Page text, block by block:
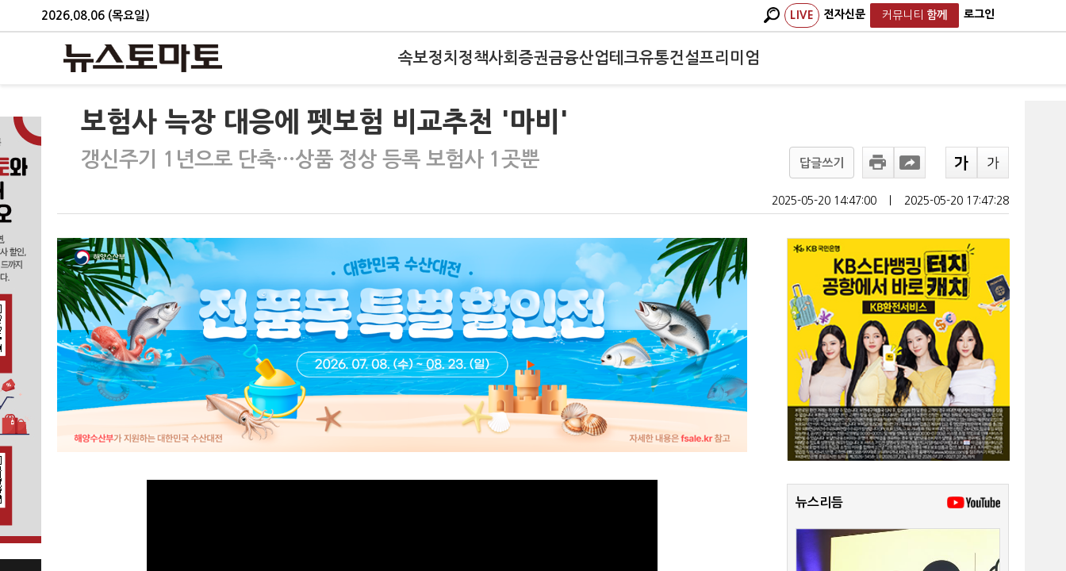
2026.08.06 (목요일) LIVE 전자신문 커뮤니티 함께 로그인
속보정치 정책사회 증권금융산업테크유통건설프리미엄
보험사 늑장 대응에 펫보험 비교추천 '마비'
갱신주기 1년으로 단축…상품 정상 등록 보험사 1곳뿐 답글쓰기
2025-05-20 14:47:00 2025-05-20 17:47:28
뉴스리듬